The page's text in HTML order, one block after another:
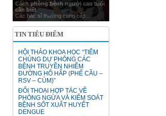
Cách phòng bệnh người cao tuổi
cần biết
Các bác sĩ thường cung cấp...
TIN TIÊU ĐIỂM
HỘI THẢO KHOA HỌC “TIÊM
CHỦNG DỰ PHÒNG CÁC
BỆNH TRUYỀN NHIỄM
ĐƯỜNG HÔ HẤP (PHẾ CẦU –
RSV – CÚM)”
ĐỐI THOẠI HỢP TÁC VỀ
PHÒNG NGỪA VÀ KIỂM SOÁT
BỆNH SỐT XUẤT HUYẾT
DENGUE